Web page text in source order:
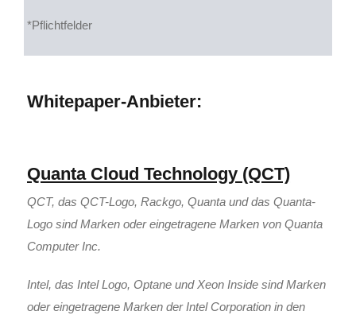
*Pflichtfelder
Whitepaper-Anbieter:
Quanta Cloud Technology (QCT)
QCT, das QCT-Logo, Rackgo, Quanta und das Quanta-
Logo sind Marken oder eingetragene Marken von Quanta
Computer Inc.
Intel, das Intel Logo, Optane und Xeon Inside sind Marken
oder eingetragene Marken der Intel Corporation in den